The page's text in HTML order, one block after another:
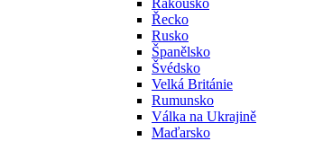
Rakousko
Řecko
Rusko
Španělsko
Švédsko
Velká Británie
Rumunsko
Válka na Ukrajině
Maďarsko